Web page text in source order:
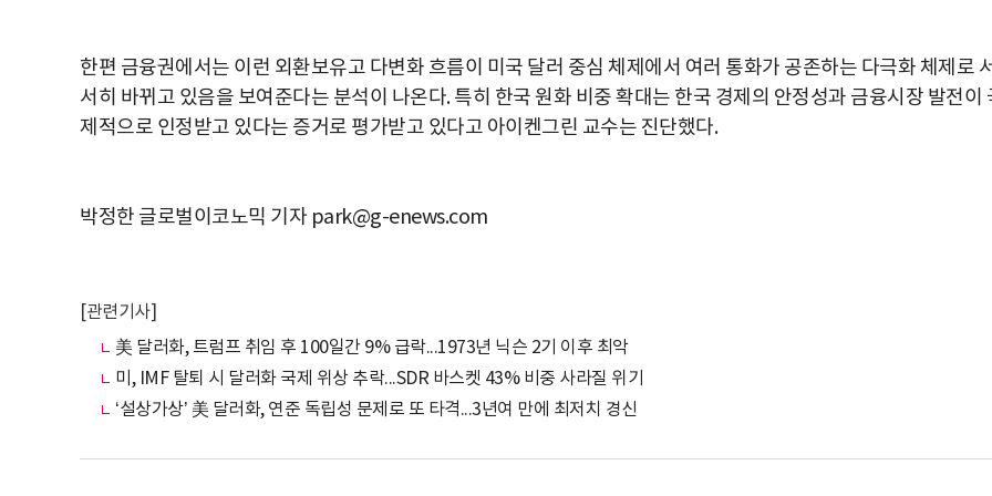
한편 금융권에서는 이런 외환보유고 다변화 흐름이 미국 달러 중심 체제에서 여러 통화가 공존하는 다극화 체제로
서히 바뀌고 있음을 보여준다는 분석이 나온다. 특히 한국 원화 비중 확대는 한국 경제의 안정성과 금융시장 발전이
제적으로 인정받고 있다는 증거로 평가받고 있다고 아이켄그린 교수는 진단했다.
박정한 글로벌이코노믹 기자 park@g-enews.com
[관련기사]
美 달러화, 트럼프 취임 후 100일간 9% 급락...1973년 닉슨 2기 이후 최악
미, IMF 탈퇴 시 달러화 국제 위상 추락...SDR 바스켓 43% 비중 사라질 위기
‘설상가상’ 美 달러화, 연준 독립성 문제로 또 타격...3년여 만에 최저치 경신